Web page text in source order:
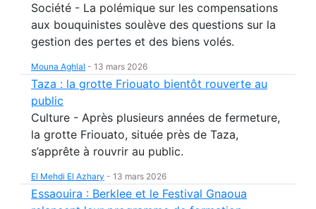
Société - La polémique sur les compensations
aux bouquinistes soulève des questions sur la
gestion des pertes et des biens volés.
Mouna Aghlal - 13 mars 2026
Taza : la grotte Friouato bientôt rouverte au
public
Culture - Après plusieurs années de fermeture,
la grotte Friouato, située près de Taza,
s’apprête à rouvrir au public.
El Mehdi El Azhary - 13 mars 2026
Essaouira : Berklee et le Festival Gnaoua